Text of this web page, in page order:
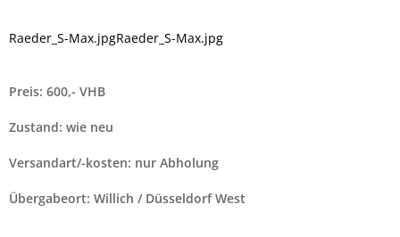
Raeder_S-Max.jpgRaeder_S-Max.jpg
Preis: 600,- VHB
Zustand: wie neu
Versandart/-kosten: nur Abholung
Übergabeort: Willich / Düsseldorf West